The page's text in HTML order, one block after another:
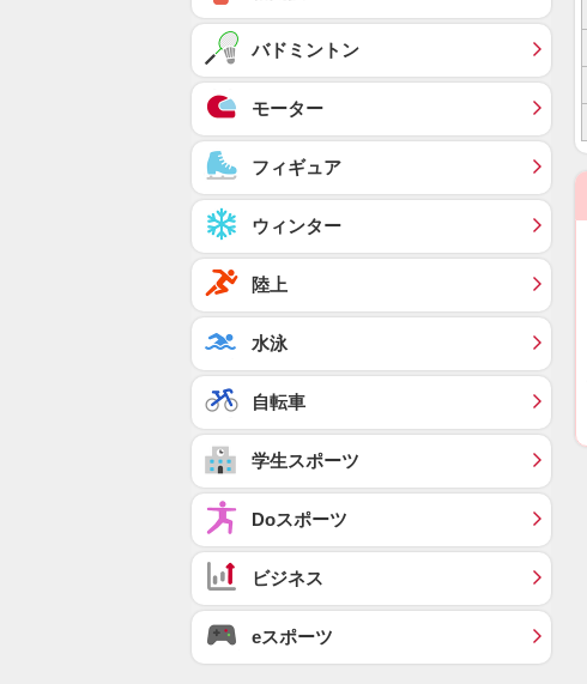
バドミントン
モーター
フィギュア
ウィンター
陸上
水泳
自転車
学生スポーツ
Doスポーツ
ビジネス
eスポーツ